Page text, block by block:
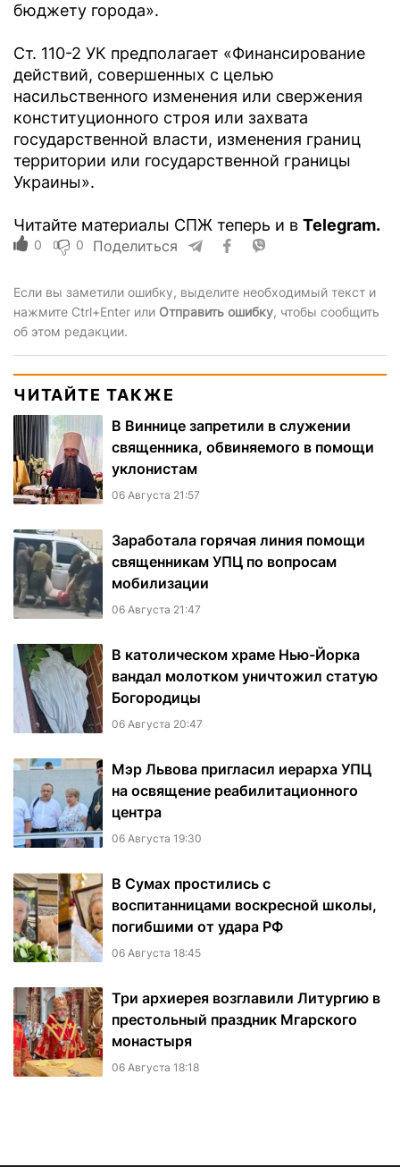
бюджету города».
Ст. 110-2 УК предполагает «Финансирование
действий, совершенных с целью
насильственного изменения или свержения
конституционного строя или захвата
государственной власти, изменения границ
территории или государственной границы
Украины».
Читайте материалы СПЖ теперь и в Telegram.
0 0 Поделиться
Если вы заметили ошибку, выделите необходимый текст и
нажмите Ctrl+Enter или Отправить ошибку, чтобы сообщить
об этом редакции.
ЧИТАЙТЕ ТАКЖЕ
В Виннице запретили в служении
священника, обвиняемого в помощи
уклонистам
06 Августа 21:57
Заработала горячая линия помощи
священникам УПЦ по вопросам
мобилизации
06 Августа 21:47
В католическом храме Нью-Йорка
вандал молотком уничтожил статую
Богородицы
06 Августа 20:47
Мэр Львова пригласил иерарха УПЦ
на освящение реабилитационного
центра
06 Августа 19:30
В Сумах простились с
воспитанницами воскресной школы,
погибшими от удара РФ
06 Августа 18:45
Три архиерея возглавили Литургию в
престольный праздник Мгарского
монастыря
06 Августа 18:18